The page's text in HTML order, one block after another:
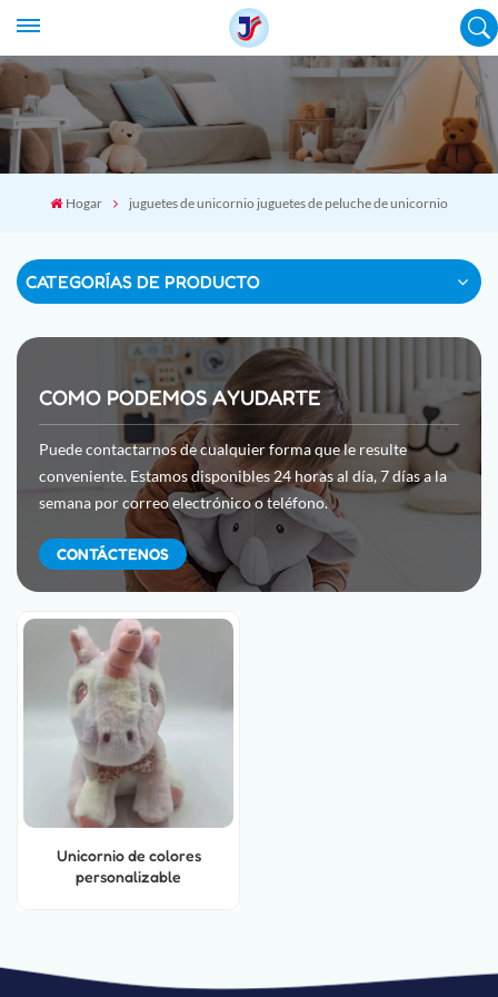
Hogar juguetes de unicornio juguetes de peluche de unicornio
CATEGORÍAS DE PRODUCTO
COMO PODEMOS AYUDARTE
Puede contactarnos de cualquier forma que le resulte
conveniente. Estamos disponibles 24 horas al día, 7 días a la
semana por correo electrónico o teléfono.
CONTÁCTENOS
Unicornio de colores
personalizable